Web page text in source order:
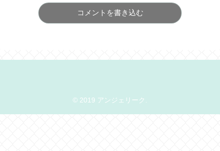
コメントを書き込む
© 2019 アンジェリーク.